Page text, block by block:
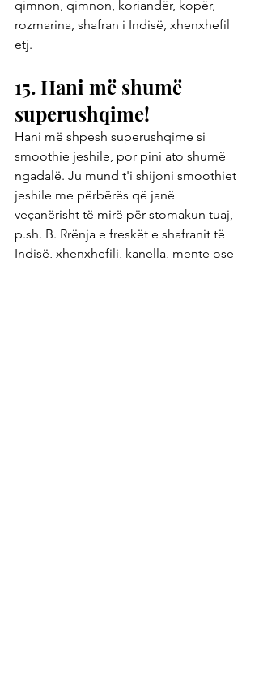
qimnon, qimnon, koriandër, kopër,
rozmarina, shafran i Indisë, xhenxhefil
etj.
15. Hani më shumë
superushqime!
Hani më shpesh superushqime si
smoothie jeshile, por pini ato shumë
ngadalë. Ju mund t'i shijoni smoothiet
jeshile me përbërës që janë
veçanërisht të mirë për stomakun tuaj,
p.sh. B. Rrënja e freskët e shafranit të
Indisë, xhenxhefili, kanella, mente ose